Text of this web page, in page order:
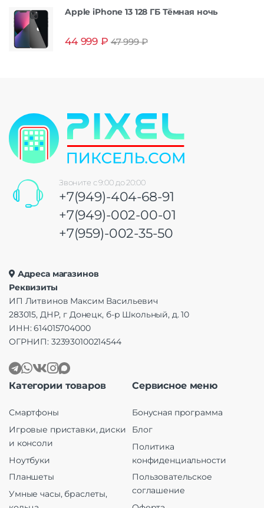
Apple iPhone 13 128 ГБ Тёмная ночь
44 999 ₽ 47 999₽
Звоните с 9:00 до 20:00
+7(949)-404-68-91
+7(949)-002-00-01
+7(959)-002-35-50
Адреса магазинов
Реквизиты
ИП Литвинов Максим Васильевич
283015, ДНР, г Донецк, б-р Школьный, д. 10
ИНН: 614015704000
ОГРНИП: 323930100214544
Категории товаров
Смартфоны
Игровые приставки, диски
и консоли
Ноутбуки
Планшеты
Умные часы, браслеты,
Сервисное меню
Бонусная программа
Блог
Политика
конфиденциальности
Пользовательское
соглашение